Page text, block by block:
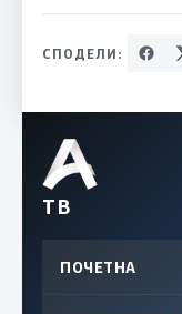
СПОДЕЛИ:
ТВ
ПОЧЕТНА